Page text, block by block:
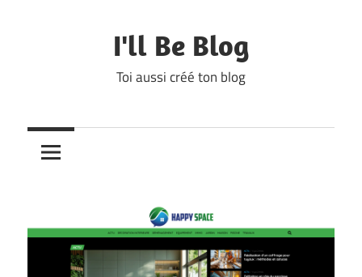
I'll Be Blog
Toi aussi créé ton blog